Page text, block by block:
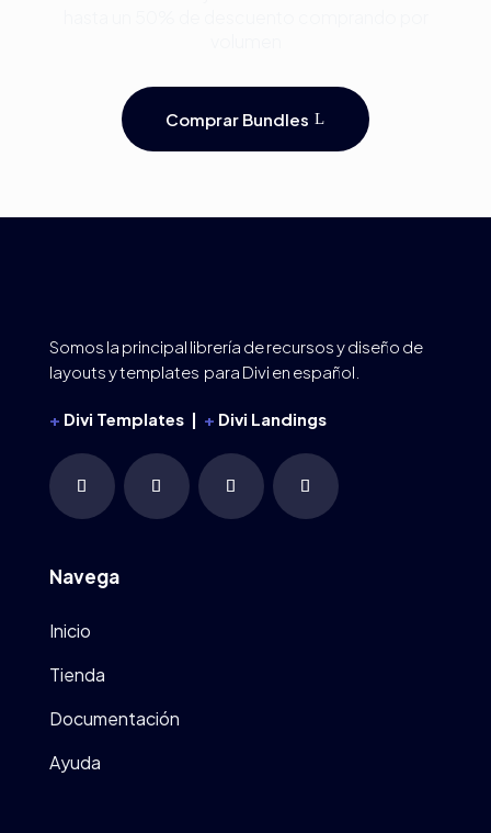
Comprar Bundles
Somos la principal librería de recursos y diseño de
layouts y templates para Divi en español.
+ Divi Templates | + Divi Landings
Navega
Inicio
Tienda
Documentación
Ayuda